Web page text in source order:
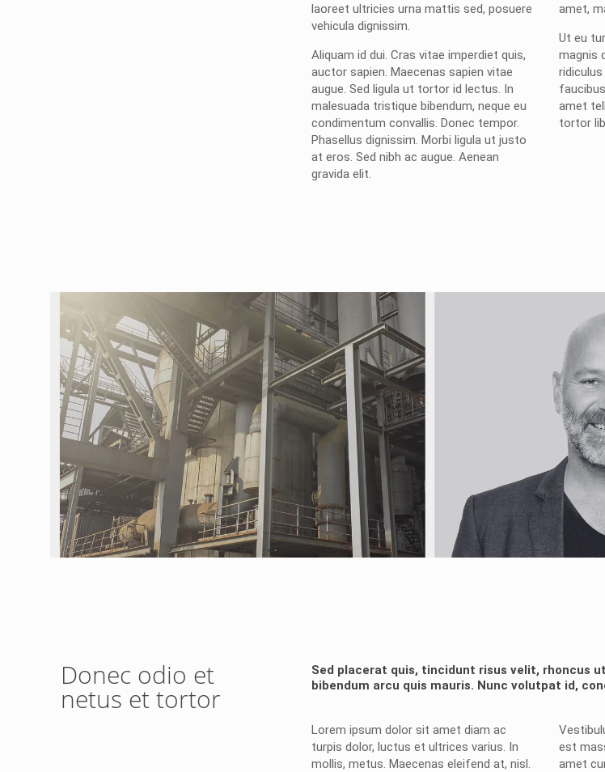
laoreet ultricies urna mattis sed, posuere
vehicula dignissim.
Aliquam id dui. Cras vitae imperdiet quis,
auctor sapien. Maecenas sapien vitae
augue. Sed ligula ut tortor id lectus. In
malesuada tristique bibendum, neque eu
condimentum convallis. Donec tempor.
Phasellus dignissim. Morbi ligula ut justo
at eros. Sed nibh ac augue. Aenean
gravida elit.
amet,
Ut eu
magnis
amet
tortor
Donec odio et
netus et tortor
Sed placerat quis, tincidunt risus velit, rhoncus
bibendum arcu quis mauris. Nunc volutpat id,
Lorem ipsum dolor sit amet diam ac
turpis dolor, luctus et ultrices varius. In
mollis, metus. Maecenas eleifend at, nisl.
est
amet